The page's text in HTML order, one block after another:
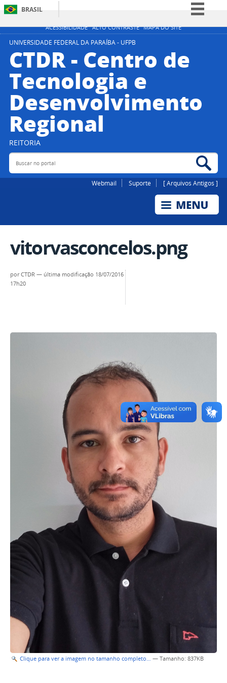
ACESSIBILIDADE ALTO CONTRASTE MAPA DO SITE
BRASIL
Simplifique!
Participe
Legislação
Canais
UNIVERSIDADE FEDERAL DA PARAÍBA - UFPB
CTDR - Centro de
Tecnologia e
Desenvolvimento
Regional
REITORIA
Buscar no portal
Webmail Suporte [ Arquivos Antigos ]
vitorvasconcelos.png
porCTDR — última modificação 18/07/2016
17h20
Clique para ver a imagem no tamanho completo… — Tamanho: 837KB